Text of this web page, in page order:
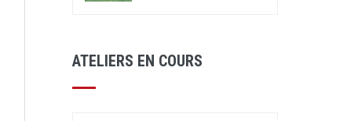
ATELIERS EN COURS